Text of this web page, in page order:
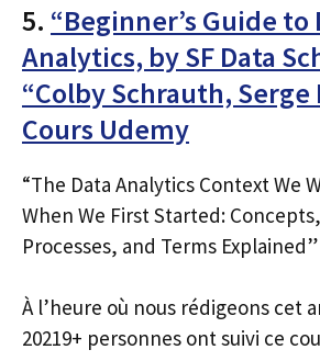
5. “Beginner’s Guide to
Analytics, by SF Data
“Colby Schrauth, Serge
Cours Udemy
“The Data Analytics Context We
When We First Started:
Processes, and Terms Explained”
À l’heure où nous rédigeons cet
20219+ personnes ont suivi ce